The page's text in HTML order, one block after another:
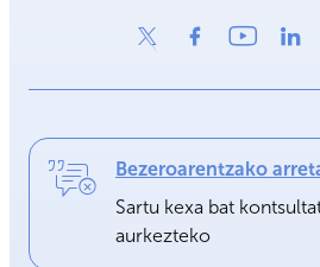
Bezeroarentzako
Sartu kexa bat
aurkezteko